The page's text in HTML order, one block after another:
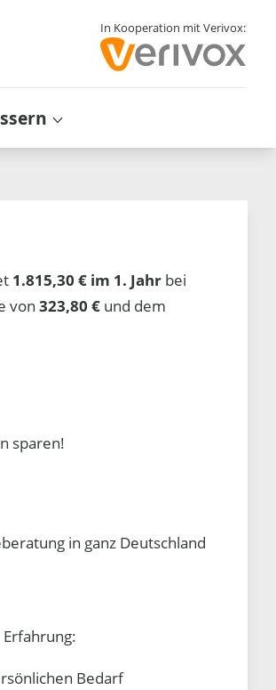
In Kooperation mit Verivox:
1.815,30 € im 1. Jahr bei
von323,80 € und dem
sparen!
in ganz Deutschland
Bedarf